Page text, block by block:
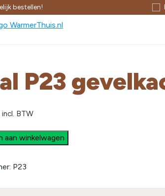
bestellen!
P23
incl. BTW
aan winkelwagen
P23